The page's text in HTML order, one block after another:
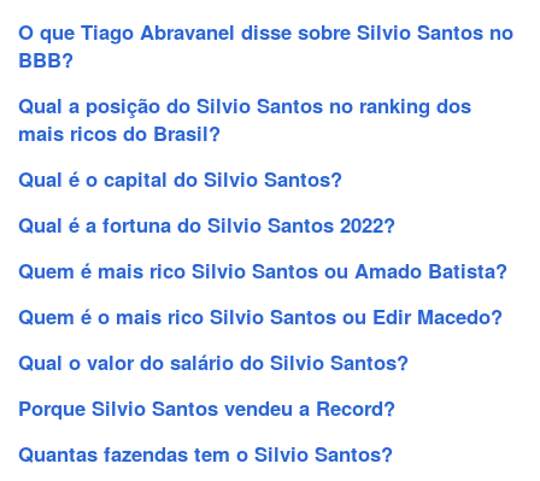
O que Tiago Abravanel disse sobre Silvio Santos no
BBB?
Qual a posição do Silvio Santos no ranking dos
mais ricos do Brasil?
Qual é o capital do Silvio Santos?
Qual é a fortuna do Silvio Santos 2022?
Quem é mais rico Silvio Santos ou Amado Batista?
Quem é o mais rico Silvio Santos ou Edir Macedo?
Qual o valor do salário do Silvio Santos?
Porque Silvio Santos vendeu a Record?
Quantas fazendas tem o Silvio Santos?